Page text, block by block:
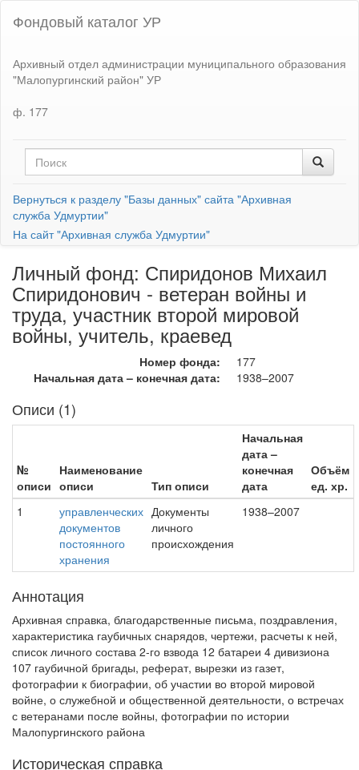
Фондовый каталог УР
Архивный отдел администрации муниципального образования
"Малопургинский район" УР
ф. 177
Вернуться к разделу "Базы данных" сайта "Архивная
служба Удмуртии"
На сайт "Архивная служба Удмуртии"
Личный фонд: Спиридонов Михаил
Спиридонович - ветеран войны и
труда, участник второй мировой
войны, учитель, краевед
Номер фонда:
177
Начальная дата – конечная дата:
1938–2007
Описи (1)
№
описи
Наименование
описи
Тип описи
Начальная
дата –
конечная
дата
Объём
ед. хр.
1
управленческих
документов
постоянного
хранения
Документы
личного
происхождения
1938–2007
Аннотация
Архивная справка, благодарственные письма, поздравления,
характеристика гаубичных снарядов, чертежи, расчеты к ней,
список личного состава 2-го взвода 12 батареи 4 дивизиона
107 гаубичной бригады, реферат, вырезки из газет,
фотографии к биографии, об участии во второй мировой
войне, о служебной и общественной деятельности, о встречах
с ветеранами после войны, фотографии по истории
Малопургинского района
Историческая справка